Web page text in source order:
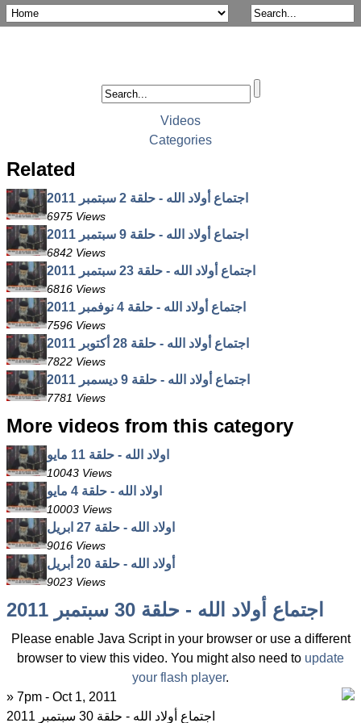
Videos
Categories
Related
اجتماع أولاد الله - حلقة 2 سبتمبر 2011
6975 Views
اجتماع أولاد الله - حلقة 9 سبتمبر 2011
6842 Views
اجتماع أولاد الله - حلقة 23 سبتمبر 2011
6816 Views
اجتماع أولاد الله - حلقة 4 نوفمبر 2011
7596 Views
اجتماع أولاد الله - حلقة 28 أكتوبر 2011
7822 Views
اجتماع أولاد الله - حلقة 9 ديسمبر 2011
7781 Views
More videos from this category
اولاد الله - حلقة 11 مايو
10043 Views
اولاد الله - حلقة 4 مايو
10003 Views
اولاد الله - حلقة 27 ابريل
9016 Views
أولاد الله - حلقة 20 أبريل
9023 Views
اجتماع أولاد الله - حلقة 30 سبتمبر 2011
Please enable Java Script in your browser or use a different
browser to view this video. You might also need to update
your flash player.
» 7pm - Oct 1, 2011
اجتماع أولاد الله - حلقة 30 سبتمبر 2011